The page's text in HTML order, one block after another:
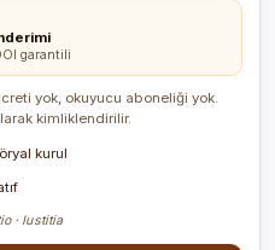
garantili
yok, okuyucu aboneliği yok.
kimliklendirilir.
kurul
· Iustitia